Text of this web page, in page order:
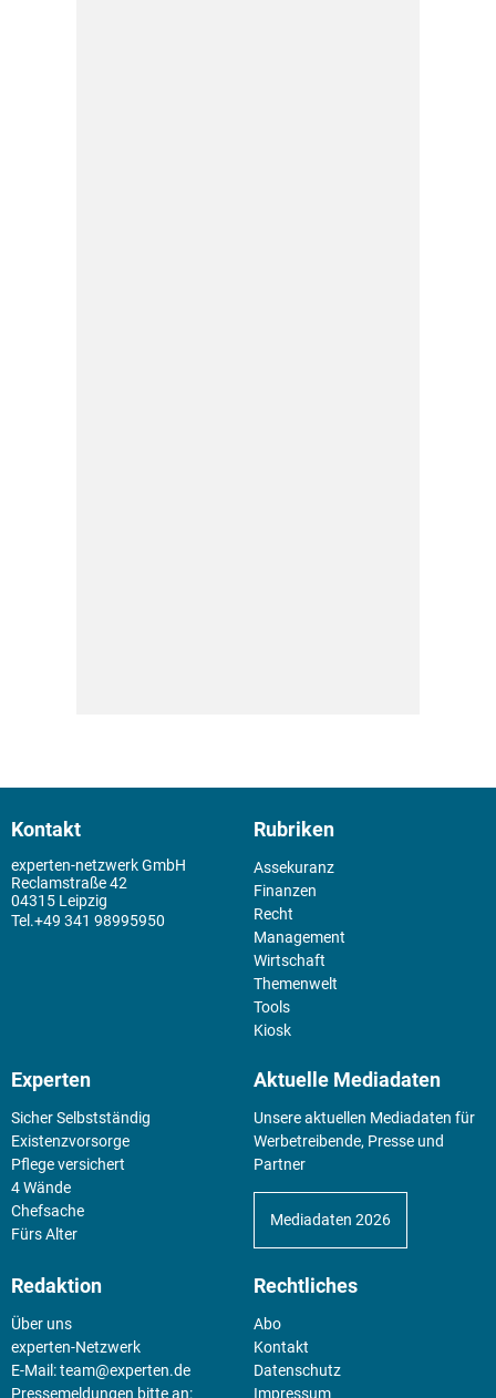
Kontakt
experten-netzwerk GmbH
Reclamstraße 42
04315 Leipzig
+49 341 98995950
Rubriken
Assekuranz
Finanzen
Recht
Management
Wirtschaft
Themenwelt
Tools
Kiosk
Experten
Sicher Selbstständig
Existenz­vorsorge
Pflege versichert
4 Wände
Chefsache
Fürs Alter
Aktuelle Mediadaten
Unsere aktuellen Mediadaten für
Werbetreibende, Presse und
Partner
Mediadaten 2026
Redaktion
Über uns
experten-Netzwerk
E-Mail:team@experten.de
Pressemeldungen bitte an:
Rechtliches
Abo
Kontakt
Datenschutz
Impressum